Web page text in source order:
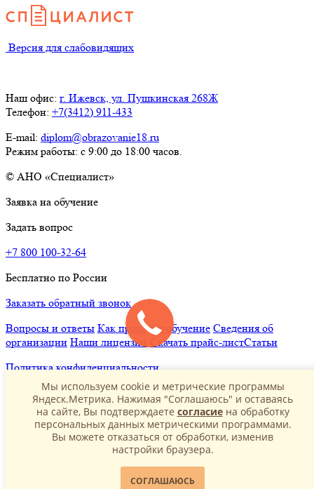
Версия для слабовидящих
Наш офис: г. Ижевск, ул. Пушкинская 268Ж
Телефон: +7(3412) 911-433
E-mail: diplom@obrazovanie18.ru
Режим работы: с 9:00 до 18:00 часов.
© АНО «Специалист»
Заявка на обучение
Задать вопрос
+7 800 100-32-64
Бесплатно по России
Заказать обратный звонок
Вопросы и ответы Как проходит обучение Сведения об
организации Наши лицензии Скачать прайс-листСтатьи
Политика конфиденциальности
Мы используем cookie и метрические программы
Яндеск.Метрика. Нажимая "Соглашаюсь" и оставаясь
на сайте, Вы подтверждаете согласиена обработку
персональных данных метрическими программами.
Вы можете отказаться от обработки, изменив
настройки браузера.
СОГЛАШАЮСЬ